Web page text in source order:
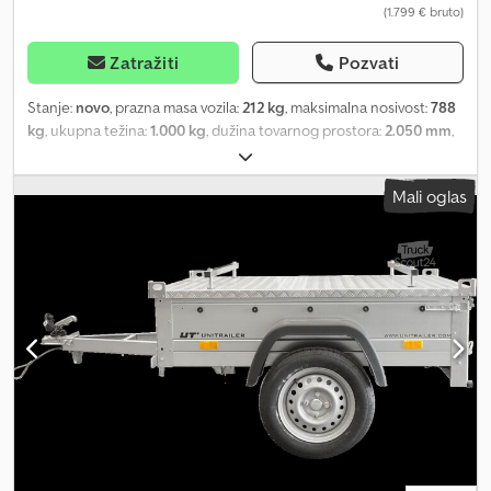
(1.799 € bruto)
Zatražiti Pozvati
Stanje: novo, prazna masa vozila: 212 kg, maksimalna nosivost:788
kg , ukupna težina:1.000 kg , dužina tovarnog prostora: 2.050 mm
1.100 mm
mm, zapremina tovarnog prostora:0,9 m³, boja:ostalo,
građevinska visina:905 mm, radna širina:1.550 mm, Proizvođač:
ukupna masa: 1000 kg Nosivost: 788 kg Sopstvena masa: 212 kg
Unutrašnje dimenzije sanduka: 2050 x 1100 x 350 mm Pneumatici:
13 inča Visina utovara: 525 mm sa preklopivom prednjom
stranicom - V-ručica za spajanje, uronjeno, toplocinkovana - 13-
polni priključak - Podna ploča debljine 15 mm - Bočne stranice od
eloksiranog aluminijuma - Poklopac(i) sa uvučenim bravama - 4
vezna prstena integrisana u bočne stranice, sila zatezanja 400 kg
po prstenu, Dekra sertifikat Cena uključuje saobraćajnu dozvolu
(saobraćajna isprava deo II i COC dokumentacija). Na lageru
imamo veliki broj prikolica sledećih proizvođača: Brenderup,
Mali oglas